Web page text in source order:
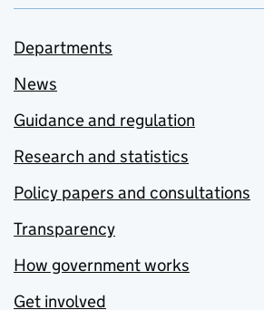
Departments
News
Guidance and regulation
Research and statistics
Policy papers and consultations
Transparency
How government works
Get involved